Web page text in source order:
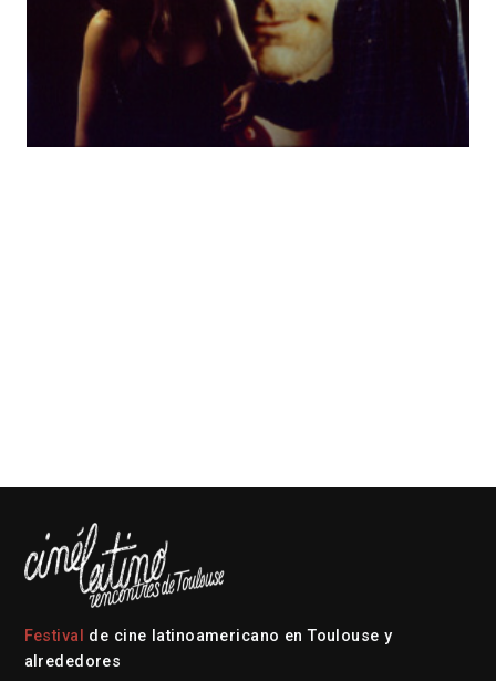
Festival
de cine latinoamericano en Toulouse y
alrededores